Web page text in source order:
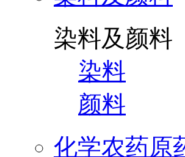
染料及颜料
染料
颜料
化学农药原